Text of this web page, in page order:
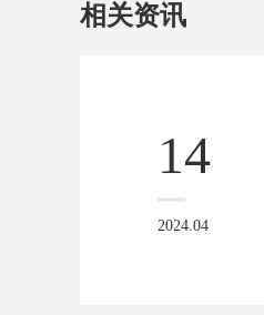
相关资讯
14
2024.04